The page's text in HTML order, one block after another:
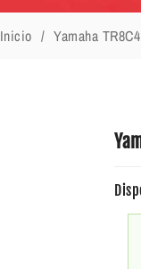
Inicio Yamaha